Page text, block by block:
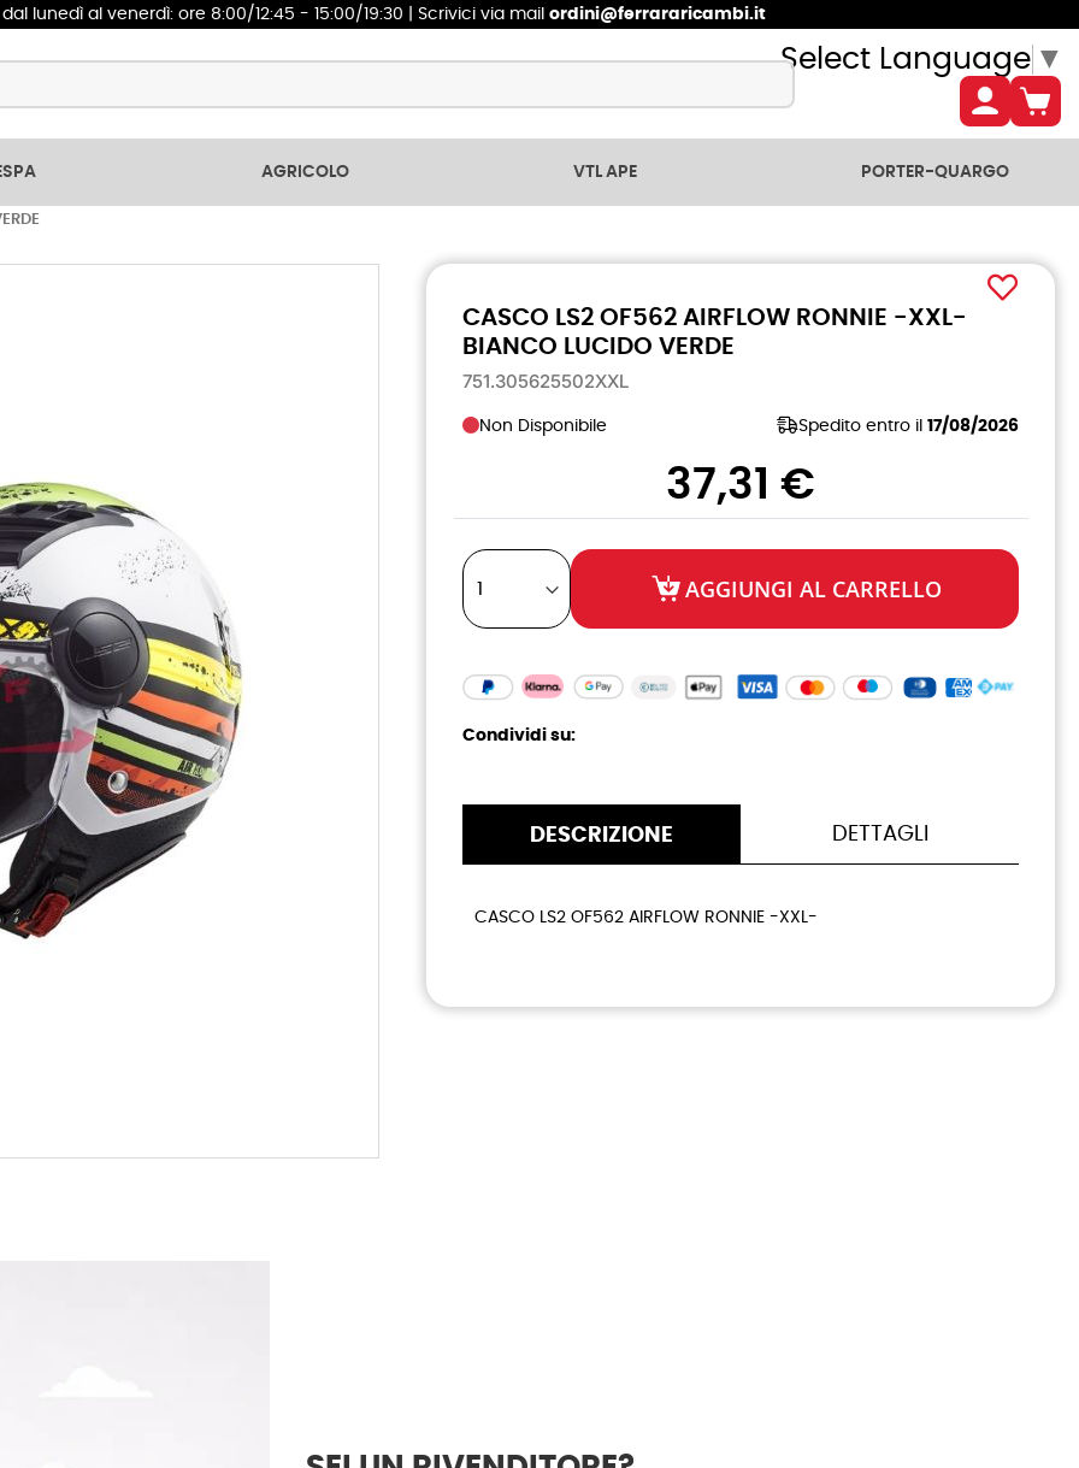
dal lunedì al venerdì: ore 8:00/12:45 - 15:00/19:30 | Scrivici via mail ordini@ferrararicambi.it
Select Language ▼
AGRICOLO VTL APE PORTER-QUARGO
CASCO LS2 OF562 AIRFLOW RONNIE -XXL-
BIANCO LUCIDO VERDE
751.305625502XXL
Non Disponibile Spedito entro il 17/08/2026
37,31 €
AGGIUNGI AL CARRELLO
Condividi su:
DESCRIZIONE
CASCO LS2 OF562 AIRFLOW RONNIE -XXL-
DETTAGLI